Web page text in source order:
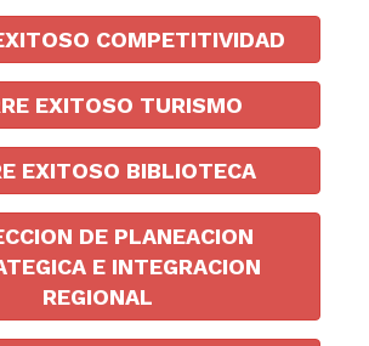
COMPETITIVIDAD
EXITOSO TURISMO
EXITOSO BIBLIOTECA
DE PLANEACION
E INTEGRACION
REGIONAL